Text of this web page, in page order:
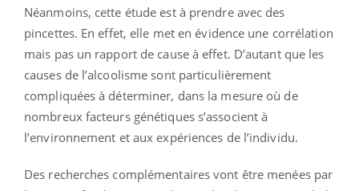
Néanmoins, cette étude est à prendre avec des
pincettes. En effet, elle met en évidence une corrélation
mais pas un rapport de cause à effet. D’autant que les
causes de l’alcoolisme sont particulièrement
compliquées à déterminer, dans la mesure où de
nombreux facteurs génétiques s’associent à
l’environnement et aux expériences de l’individu.
Des recherches complémentaires vont être menées par